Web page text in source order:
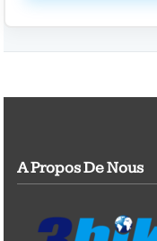
A Propos De Nous